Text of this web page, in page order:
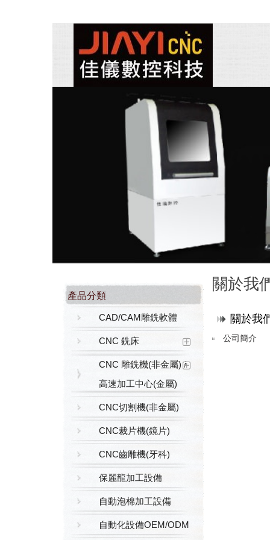
產品分類
CAD/CAM雕銑軟體
CNC 銑床
CNC 雕銑機(非金屬) /
高速加工中心(金屬)
CNC切割機(非金屬)
CNC裁片機(鏡片)
CNC齒雕機(牙科)
保麗龍加工設備
自動泡棉加工設備
自動化設備OEM/ODM
關於我
關於我
公司簡介